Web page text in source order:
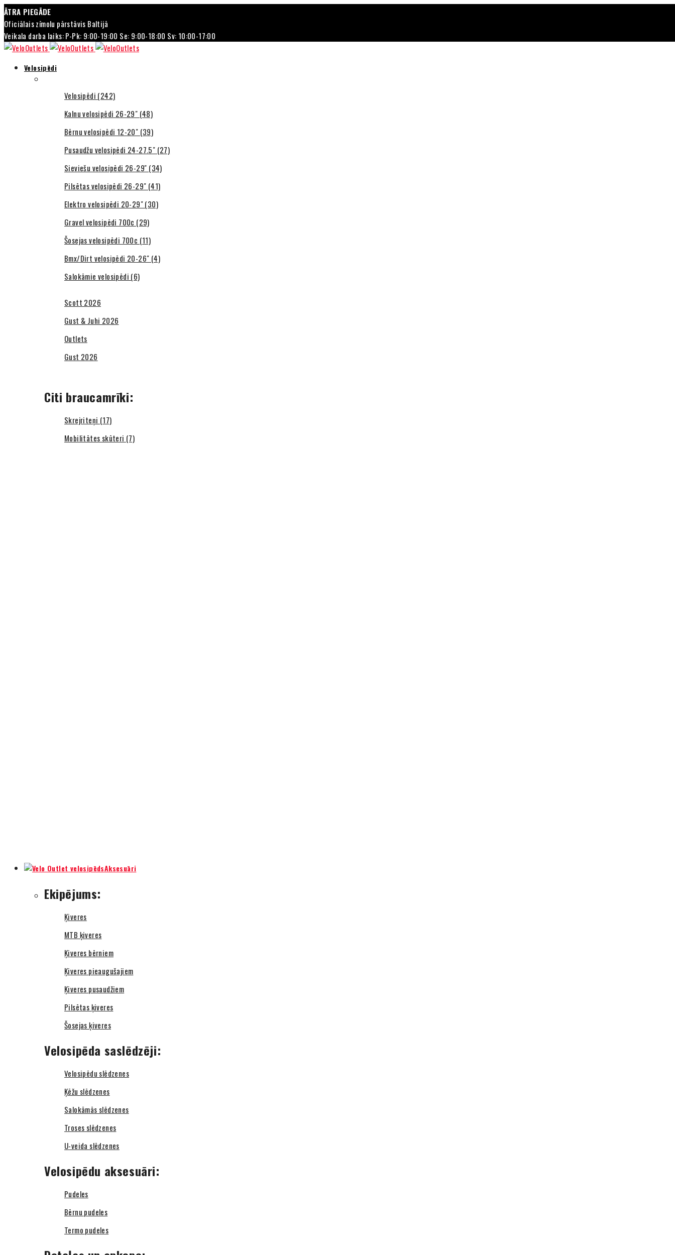
ĀTRA PIEGĀDE
Oficiālais zīmolu pārstāvis Baltijā
Veikala darba laiks: P-Pk: 9:00-19:00 Se: 9:00-18:00 Sv: 10:00-17:00
Velosipēdi
Velosipēdi (242)
Kalnu velosipēdi 26-29" (48)
Bērnu velosipēdi 12-20" (39)
Pusaudžu velosipēdi 24-27.5" (27)
Sieviešu velosipēdi 26-29'' (34)
Pilsētas velosipēdi 26-29" (41)
Elektro velosipēdi 20-29" (30)
Gravel velosipēdi 700c (29)
Šosejas velosipēdi 700c (11)
Bmx/Dirt velosipēdi 20-26" (4)
Salokāmie velosipēdi (6)
Scott 2026
Gust & Juhi 2026
Outlets
Gust 2026
Citi braucamrīki:
Skrejriteņi (17)
Mobilitātes skūteri (7)
Aksesuāri
Ekipējums:
Ķiveres
MTB ķiveres
Ķiveres bērniem
Ķiveres pieaugušajiem
Ķiveres pusaudžiem
Pilsētas ķiveres
Šosejas ķiveres
Velosipēda saslēdzēji:
Velosipēdu slēdzenes
Ķēžu slēdzenes
Salokāmās slēdzenes
Troses slēdzenes
U-veida slēdzenes
Velosipēdu aksesuāri:
Pudeles
Bērnu pudeles
Termo pudeles